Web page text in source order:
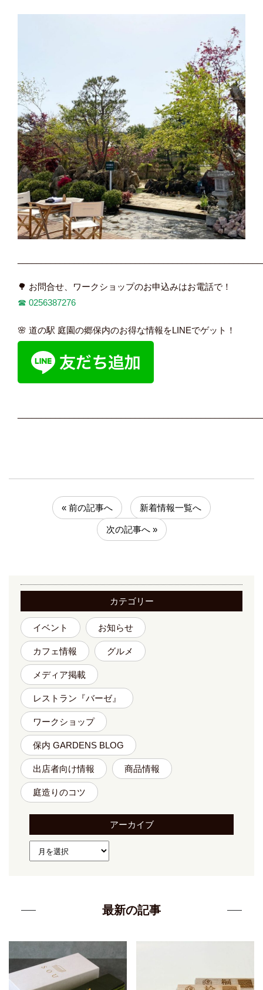
🌳 お問合せ、ワークショップのお申込みはお電話で！
☎︎ 0256387276
🌸 道の駅 庭園の郷保内のお得な情報をLINEでゲット！
« 前の記事へ 新着情報一覧へ
次の記事へ »
カテゴリー
イベント お知らせ
カフェ情報 グルメ
メディア掲載
レストラン『バーゼ』
ワークショップ
保内 GARDENS BLOG
出店者向け情報 商品情報
庭造りのコツ
アーカイブ
最新の記事